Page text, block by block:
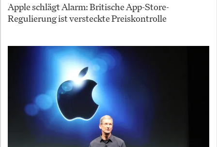
Apple schlägt Alarm: Britische App-Store-
Regulierung ist versteckte Preiskontrolle